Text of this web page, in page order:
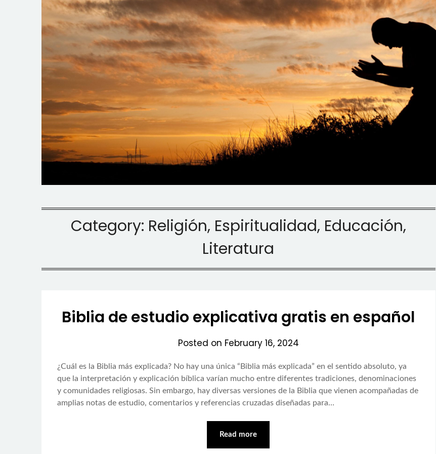
Category: Religión, Espiritualidad, Educación,
Literatura
Biblia de estudio explicativa gratis en español
Posted on February 16, 2024
¿Cuál es la Biblia más explicada? No hay una única “Biblia más explicada” en el sentido absoluto, ya
que la interpretación y explicación bíblica varían mucho entre diferentes tradiciones, denominaciones
y comunidades religiosas. Sin embargo, hay diversas versiones de la Biblia que vienen acompañadas de
amplias notas de estudio, comentarios y referencias cruzadas diseñadas para…
Read more